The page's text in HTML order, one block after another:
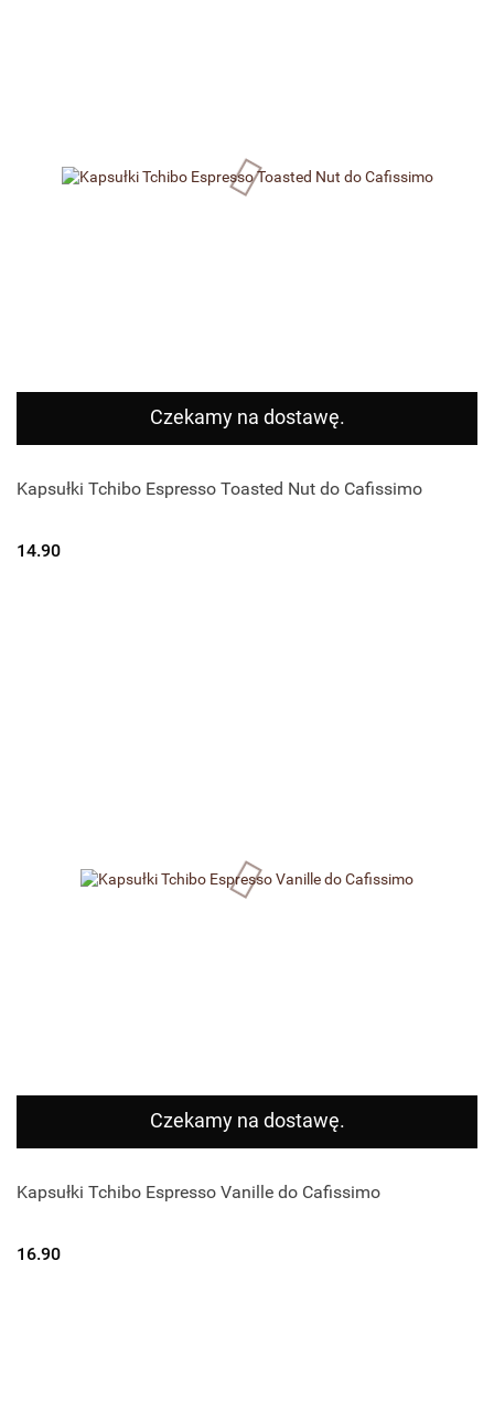
Czekamy na dostawę.
Kapsułki Tchibo Espresso Toasted Nut do Cafissimo
14.90
Czekamy na dostawę.
Kapsułki Tchibo Espresso Vanille do Cafissimo
16.90